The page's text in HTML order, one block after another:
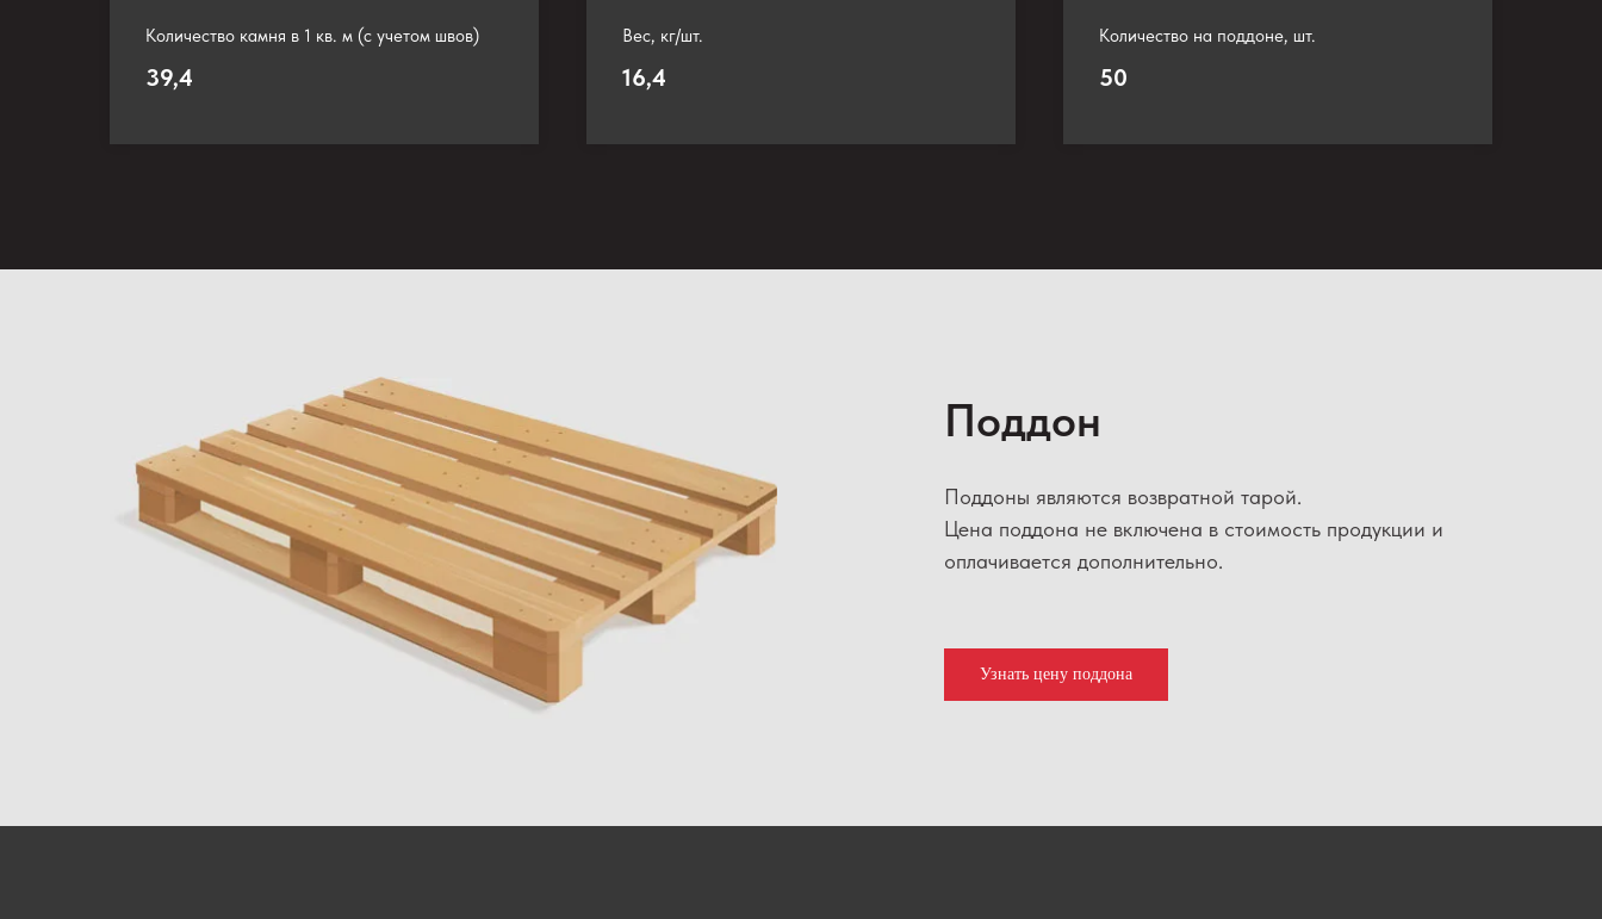
Количество камня в 1 кв. м (с учетом швов)
39,4
Вес, кг/шт.
16,4
Количество на поддоне, шт.
50
Поддон
Поддоны являются возвратной тарой.
Цена поддона не включена в стоимость продукции и
оплачивается дополнительно.
Узнать цену поддона